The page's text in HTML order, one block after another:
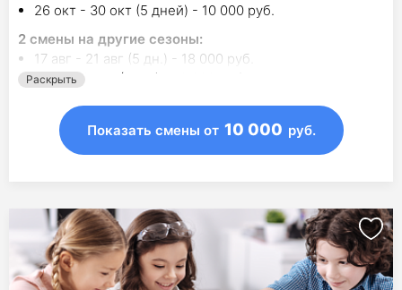
26 окт - 30 окт (5 дней) - 10 000 руб.
2 смены на другие сезоны:
17 авг - 21 авг (5 дн.) - 18 000 руб.
4 янв - 8 янв (5 дн.) - 18 000 руб.
Раскрыть
Показать смены от 10 000 руб.